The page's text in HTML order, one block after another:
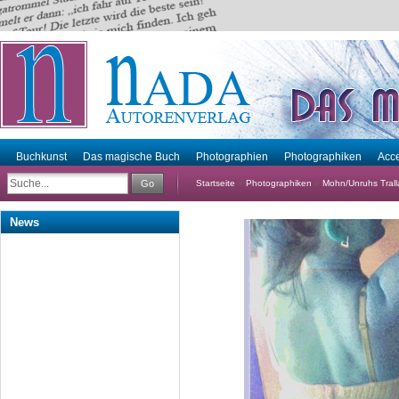
Buchkunst Das magische Buch Photographien Photographiken
Go Startseite » Photographiken » Mohn/Unruhs
News